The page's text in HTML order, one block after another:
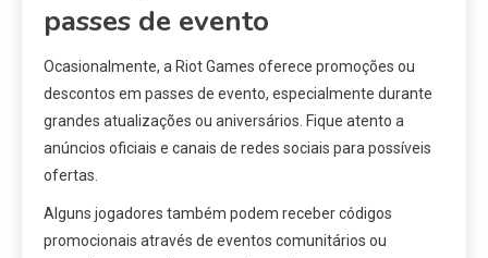
passes de evento
Ocasionalmente, a Riot Games oferece promoções ou
descontos em passes de evento, especialmente durante
grandes atualizações ou aniversários. Fique atento a
anúncios oficiais e canais de redes sociais para possíveis
ofertas.
Alguns jogadores também podem receber códigos
promocionais através de eventos comunitários ou